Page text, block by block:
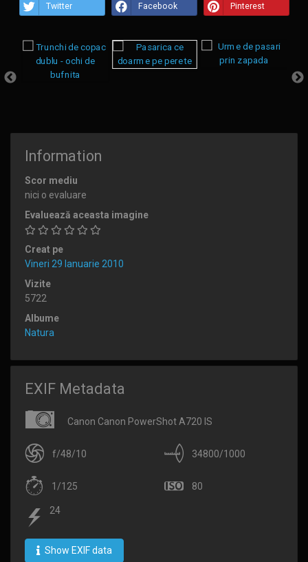
Twitter Facebook Pinterest
Information
Scor mediu
nici o evaluare
Evaluează aceasta imagine
Creat pe
Vineri 29 Ianuarie 2010
Vizite
5722
Albume
Natura
EXIF Metadata
Canon Canon PowerShot A720 IS
f/48/10 34800/1000
1/125 80
24
Show EXIF data